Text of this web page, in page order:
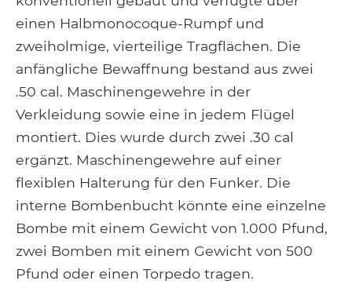
einen Halbmonocoque-Rumpf und
zweiholmige, vierteilige Tragflächen. Die
anfängliche Bewaffnung bestand aus zwei
.50 cal. Maschinengewehre in der
Verkleidung sowie eine in jedem Flügel
montiert. Dies wurde durch zwei .30 cal
ergänzt. Maschinengewehre auf einer
flexiblen Halterung für den Funker. Die
interne Bombenbucht könnte eine einzelne
Bombe mit einem Gewicht von 1.000 Pfund,
zwei Bomben mit einem Gewicht von 500
Pfund oder einen Torpedo tragen.